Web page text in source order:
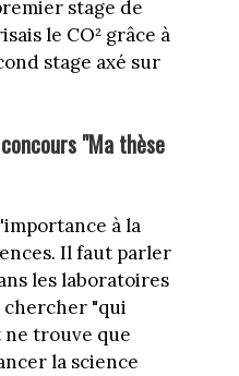
stage de
le CO² grâce à
stage axé sur
"Ma thèse
à la
Il faut parler
les laboratoires
"qui
ne trouve que
la science